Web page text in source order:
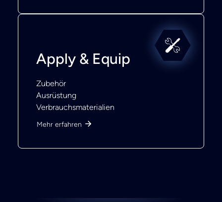
Apply & Equip
Zubehör
Ausrüstung
Verbrauchsmaterialien
Mehr erfahren